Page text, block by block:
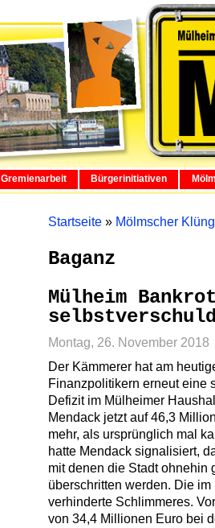
Gremienarbeit Bürgerinitiativen
Startseite » Mölmscher
Baganz
Mülheim
Montag, 26. November 2018
Der Kämmerer hat am
Finanzpolitikern erneut eine
Defizit im Mülheimer
Mendack jetzt auf 46,3
mehr, als ursprünglich mal
hatte Mendack signalisiert,
mit denen die Stadt ohnehin
überschritten werden. Die
verhinderte Schlimmeres.
von 34,4 Millionen Euro bei